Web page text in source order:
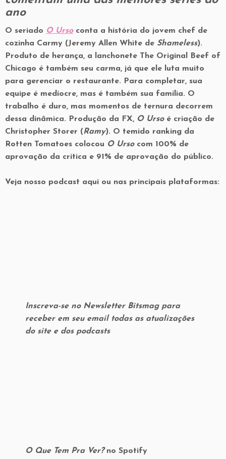
ano
O seriado O Ursoconta a história do jovem chef de
cozinha Carmy (Jeremy Allen White de Shameless).
Produto de herança, a lanchonete The Original Beef of
Chicago é também seu carma, já que ele luta muito
para gerenciar o restaurante. Para completar, sua
equipe é medíocre, mas é também sua família. O
trabalho é duro, mas momentos de ternura decorrem
dessa dinâmica. Produção da FX, O Ursoé criação de
Christopher Storer (Ramy). O temido ranking da
Rotten Tomatoes colocou O Ursocom 100% de
aprovação da crítica e 91% de aprovação do público.
Veja nosso podcast aqui ou nas principais plataformas:
Inscreva-se no Newsletter Bitsmag para
receber em seu email todas as atualizações
do site e dos podcasts
O Que Tem Pra Ver?no Spotify